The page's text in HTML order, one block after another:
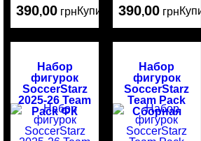
390,00 грнКупить 390,00 грн
Набор
фигурок
SoccerStarz
2025-26 Team
Pack ФК
Манчестер
Юнайтед
Набор
фигурок
SoccerStarz
Team Pack
Сборная
Аргентины